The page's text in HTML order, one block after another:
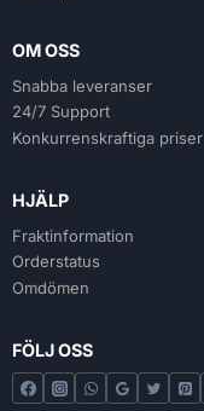
OM OSS
Snabba leveranser
24/7 Support
Konkurrenskraftiga priser
HJÄLP
Fraktinformation
Orderstatus
Omdömen
FÖLJ OSS